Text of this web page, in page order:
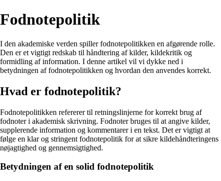
Fodnotepolitik
I den akademiske verden spiller fodnotepolitikken en afgørende rolle.
Den er et vigtigt redskab til håndtering af kilder, kildekritik og
formidling af information. I denne artikel vil vi dykke ned i
betydningen af fodnotepolitikken og hvordan den anvendes korrekt.
Hvad er fodnotepolitik?
Fodnotepolitikken refererer til retningslinjerne for korrekt brug af
fodnoter i akademisk skrivning. Fodnoter bruges til at angive kilder,
supplerende information og kommentarer i en tekst. Det er vigtigt at
følge en klar og stringent fodnotepolitik for at sikre kildehåndteringens
nøjagtighed og gennemsigtighed.
Betydningen af en solid fodnotepolitik